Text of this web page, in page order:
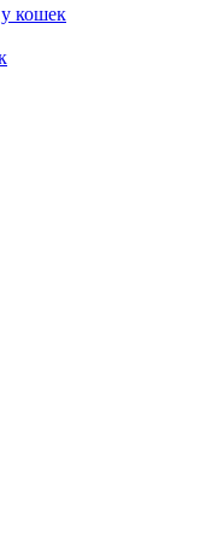
кошек